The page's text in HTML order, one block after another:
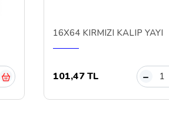
16X64 KIRMIZI KALIP YAYI
101,47 TL –